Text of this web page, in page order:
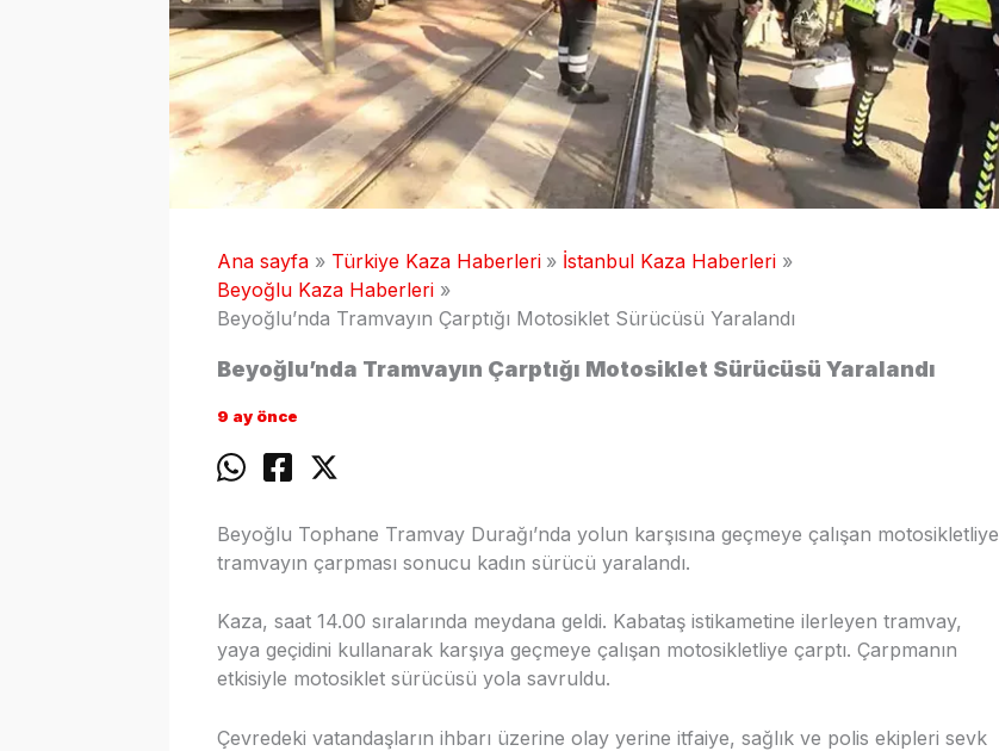
Ana sayfa Türkiye Kaza Haberleri
İstanbul Kaza Haberleri
Beyoğlu Kaza Haberleri
Beyoğlu’nda Tramvayın Çarptığı Motosiklet Sürücüsü Yaralandı
Beyoğlu’nda Tramvayın Çarptığı Motosiklet Sürücüsü Yaralandı
9 ay önce
Beyoğlu Tophane Tramvay Durağı’nda yolun karşısına geçmeye çalışan motosikletliye
tramvayın çarpması sonucu kadın sürücü yaralandı.
Kaza, saat 14.00 sıralarında meydana geldi. Kabataş istikametine ilerleyen tramvay,
yaya geçidini kullanarak karşıya geçmeye çalışan motosikletliye çarptı. Çarpmanın
etkisiyle motosiklet sürücüsü yola savruldu.
Çevredeki vatandaşların ihbarı üzerine olay yerine itfaiye, sağlık ve polis ekipleri sevk